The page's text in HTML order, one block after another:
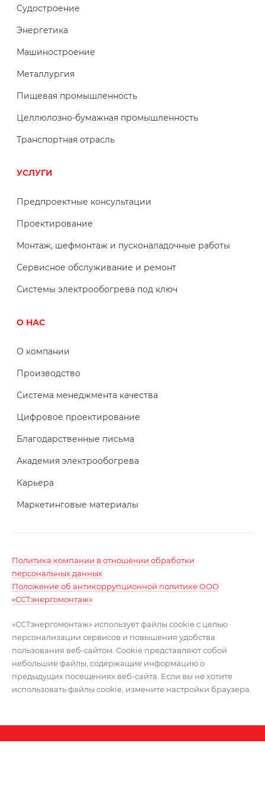
Судостроение
Энергетика
Машиностроение
Металлургия
Пищевая промышленность
Целлюлозно-бумажная промышленность
Транспортная отрасль
УСЛУГИ
Предпроектные консультации
Проектирование
Монтаж, шефмонтаж и пусконаладочные работы
Сервисное обслуживание и ремонт
Системы электрообогрева под ключ
О НАС
О компании
Производство
Система менеджмента качества
Цифровое проектирование
Благодарственные письма
Академия электрообогрева
Карьера
Маркетинговые материалы
Политика компании в отношении обработки
персональных данных
Положение об антикоррупционной политике ООО
«ССТэнергомонтаж»
«ССТэнергомонтаж» использует файлы cookie с целью
персонализации сервисов и повышения удобства
пользования веб-сайтом. Cookie представляют собой
небольшие файлы, содержащие информацию о
предыдущих посещениях веб-сайта. Если вы не хотите
использовать файлы cookie, измените настройки браузера.